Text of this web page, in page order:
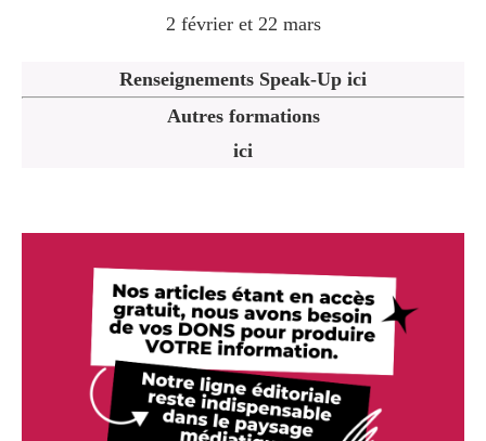
2 février et 22 mars
Renseignements Speak-Up ici
Autres formations
ici